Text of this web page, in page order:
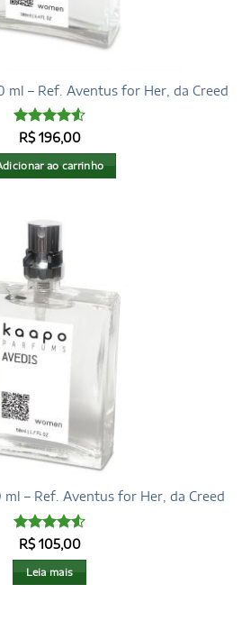
ml – Ref. Aventus for Her, da Creed
Avaliação
4.53de 5
R$196,00
ao carrinho
ml – Ref. Aventus for Her, da Creed
Avaliação
4.53de 5
R$105,00
Leia mais